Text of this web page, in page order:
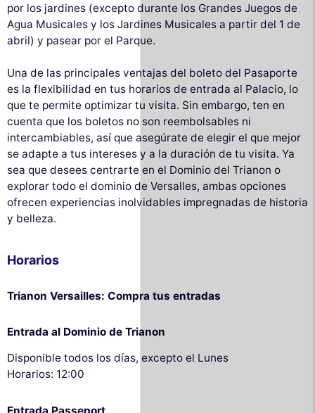
por los jardines (excepto durante los Grandes Juegos de
Agua Musicales y los Jardines Musicales a partir del 1 de
abril) y pasear por el Parque.
Una de las principales ventajas del boleto del Pasaporte
es la flexibilidad en tus horarios de entrada al Palacio, lo
que te permite optimizar tu visita. Sin embargo, ten en
cuenta que los boletos no son reembolsables ni
intercambiables, así que asegúrate de elegir el que mejor
se adapte a tus intereses y a la duración de tu visita. Ya
sea que desees centrarte en el Dominio del Trianon o
explorar todo el dominio de Versalles, ambas opciones
ofrecen experiencias inolvidables impregnadas de historia
y belleza.
Horarios
Trianon Versailles: Compra tus entradas
Entrada al Dominio de Trianon
Disponible todos los días, excepto el Lunes
Horarios: 12:00